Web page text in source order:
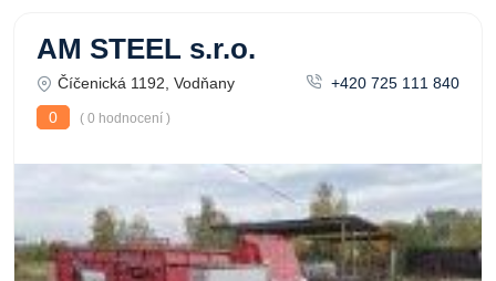
AM STEEL s.r.o.
Číčenická 1192, Vodňany
+420 725 111 840
0
( 0 hodnocení )